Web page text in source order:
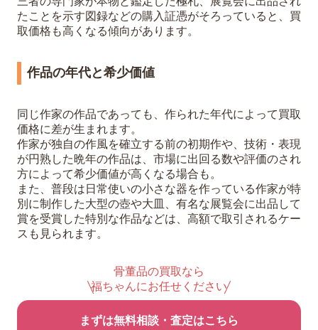
たことを示す図録などの購入証憑がそろっていると、買
取価格も高くなる傾向があります。
作品の年代と希少価値
同じ作家の作品であっても、作られた年代によって買取
価格に差が生まれます。
作家が独自の作風を確立する前の初期作や、技術・表現
が円熟した晩年の作品は、市場に出回る数や評価のされ
方によって希少価値が高くなる場合も。
また、普段は日常使いの小さな器を作っている作家が特
別に制作した大型の壺や大皿、有名な展覧会に出品して
賞を受賞した特別な作品などは、高額で取引されるケー
スも見られます。
骨董品の買取なら
福ちゃんにお任せください
まずは無料相談・査定はこちら